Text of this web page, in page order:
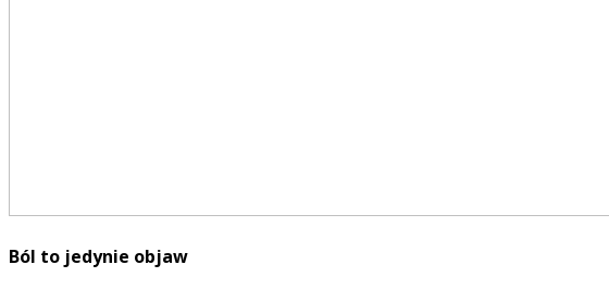
Ból to jedynie objaw